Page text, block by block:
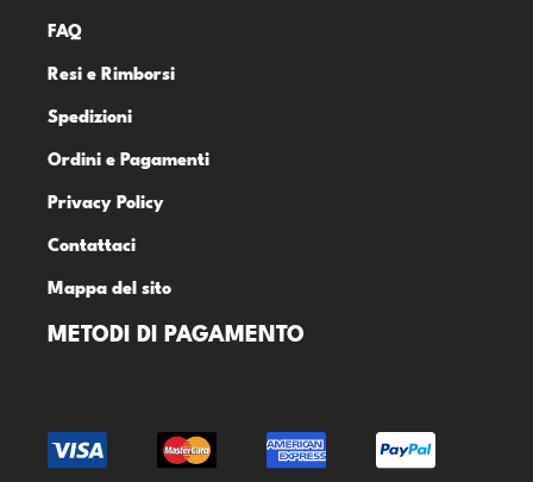
FAQ
Resi e Rimborsi
Spedizioni
Ordini e Pagamenti
Privacy Policy
Contattaci
Mappa del sito
METODI DI PAGAMENTO